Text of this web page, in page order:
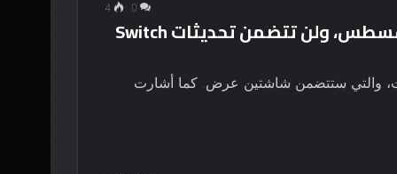
0
4
تم الإعلان عن Nintendo Direct لشهر أغسطس، ولن تتضمن تحديثات Switch
والتي ستتضمن شاشتين عرض. كما أشارت